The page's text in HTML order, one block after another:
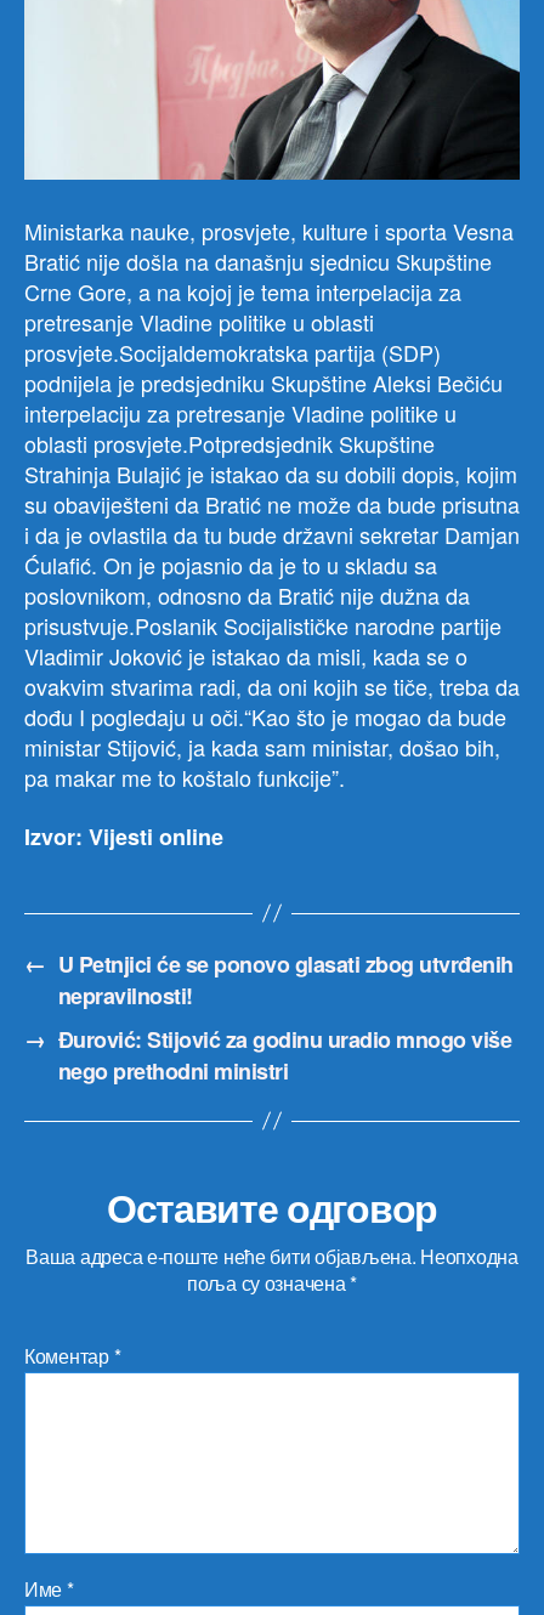
Ministarka nauke, prosvjete, kulture i sporta Vesna
Bratić nije došla na današnju sjednicu Skupštine
Crne Gore, a na kojoj je tema interpelacija za
pretresanje Vladine politike u oblasti
prosvjete.Socijaldemokratska partija (SDP)
podnijela je predsjedniku Skupštine Aleksi Bečiću
interpelaciju za pretresanje Vladine politike u
oblasti prosvjete.Potpredsjednik Skupštine
Strahinja Bulajić je istakao da su dobili dopis, kojim
su obaviješteni da Bratić ne može da bude prisutna
i da je ovlastila da tu bude državni sekretar Damjan
Ćulafić. On je pojasnio da je to u skladu sa
poslovnikom, odnosno da Bratić nije dužna da
prisustvuje.Poslanik Socijalističke narodne partije
Vladimir Joković je istakao da misli, kada se o
ovakvim stvarima radi, da oni kojih se tiče, treba da
dođu I pogledaju u oči.“Kao što je mogao da bude
ministar Stijović, ja kada sam ministar, došao bih,
pa makar me to koštalo funkcije”.
Izvor: Vijesti online
← U Petnjici će se ponovo glasati zbog utvrđenih
nepravilnosti!
→ Đurović: Stijović za godinu uradio mnogo više
nego prethodni ministri
Оставите одговор
Ваша адреса е-поште неће бити објављена. Неопходна
поља су означена*
Коментар*
Име*